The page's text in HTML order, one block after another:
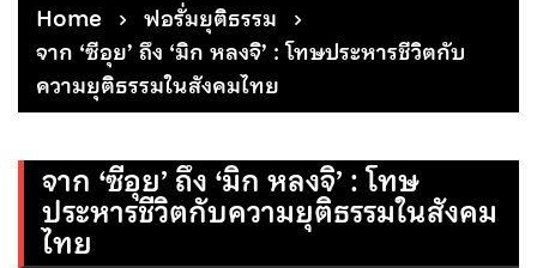
Home
ฟอรั่มยุติธรรม
จาก ‘ซีอุย’ ถึง ‘มิก หลงจิ’ : โทษประหารชีวิตกับ
ความยุติธรรมในสังคมไทย
จาก ‘ซีอุย’ ถึง ‘มิก หลงจิ’ : โทษ
ประหารชีวิตกับความยุติธรรมในสังคม
ไทย